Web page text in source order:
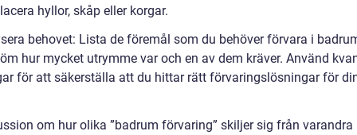
hyllor, skåp eller korgar.
behovet: Lista de föremål som du behöver förvara i
hur mycket utrymme var och en av dem kräver. Använd
för att säkerställa att du hittar rätt förvaringslösningar för
om hur olika ”badrum förvaring” skiljer sig från varandra